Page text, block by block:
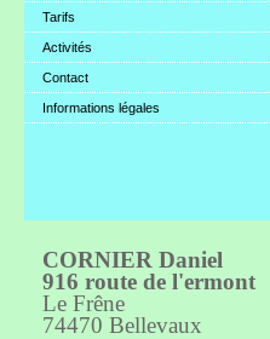
Tarifs
Activités
Contact
Informations légales
CORNIER Daniel
916 route de l'ermont
Le Frêne
74470 Bellevaux